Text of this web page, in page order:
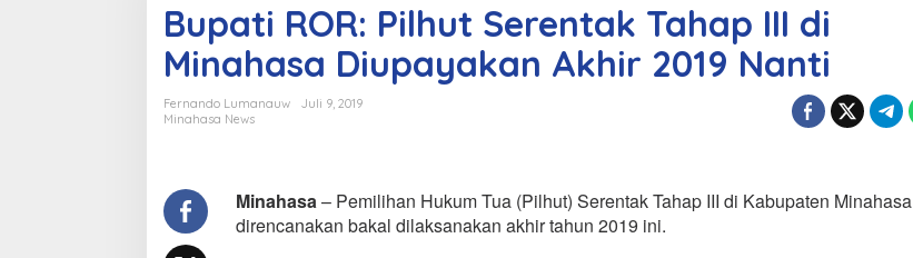
p
a
t
i
i
h
Bupati ROR: Pilhut Serentak Tahap III di
Minahasa Diupayakan Akhir 2019 Nanti
Fernando Lumanauw
Juli 9, 2019
Minahasa News
Minahasa– Pemilihan Hukum Tua (Pilhut) Serentak Tahap III di Kabupaten Minahasa
direncanakan bakal dilaksanakan akhir tahun 2019 ini.